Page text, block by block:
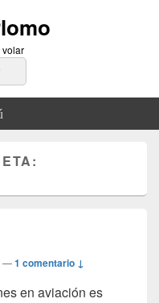
volar
—1 comentario ↓
en aviación es